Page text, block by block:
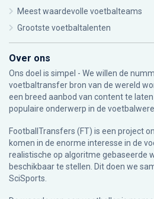
Meest waardevolle voetbalteams
Grootste voetbaltalenten
Over ons
Ons doel is simpel - We willen de
voetbaltransfer bron van de wereld
een breed aanbod van content te
populaire onderwerp in de
FootballTransfers (FT) is een project
komen in de enorme interesse in de
realistische op algoritme gebaseerde
beschikbaar te stellen. Dit doen we
SciSports